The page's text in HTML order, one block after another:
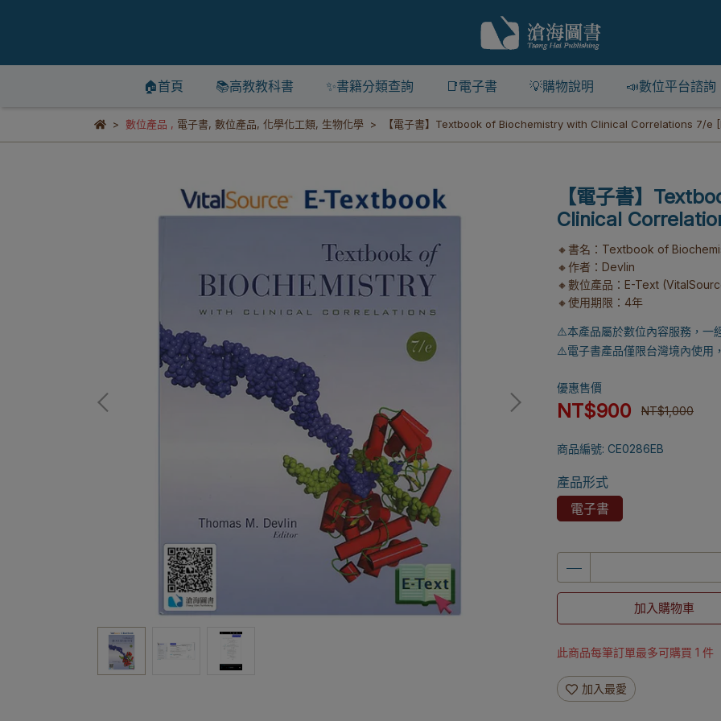
🏠首頁 📚高教教科書 ✨書籍分類查詢 📑電子書 💡購物說明 📣數位平台諮詢
數位產品 , 電子書, 數位產品, 化學化工類, 生物化學 【電子書】Textbook of Biochemistry with Clinical Correlations 7/e
【電子書】
Clinical
🔸書名：Textbook of
🔸作者：Devlin
🔸數位產品：E-Text
🔸使用期限：4年
⚠️本產品屬於數位內容服務，一
⚠️電子書產品僅限台灣境內使用
優惠售價
NT$900 NT$1,000
商品編號: CE0286EB
產品形式
電子書
加入購物車
此商品每筆訂單最多可購買 1 件
加入最愛